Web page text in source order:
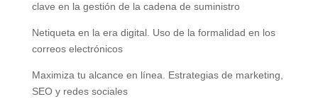
clave en la gestión de la cadena de suministro
Netiqueta en la era digital. Uso de la formalidad en los
correos electrónicos
Maximiza tu alcance en línea. Estrategias de marketing,
SEO y redes sociales